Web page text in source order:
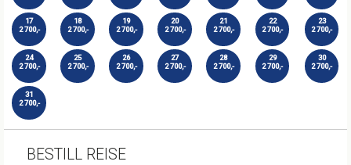
17
2 700,-
18
2 700,-
19
2 700,-
20
2 700,-
21
2 700,-
22
2 700,-
23
2 700,-
24
2 700,-
25
2 700,-
26
2 700,-
27
2 700,-
28
2 700,-
29
2 700,-
30
2 700,-
31
2 700,-
BESTILL REISE